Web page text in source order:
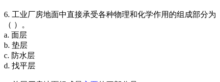
6. 工业厂房地面中直接承受各种物理和化学作用的组成部分为
（ ）。
a. 面层
b. 垫层
c. 防水层
d. 找平层